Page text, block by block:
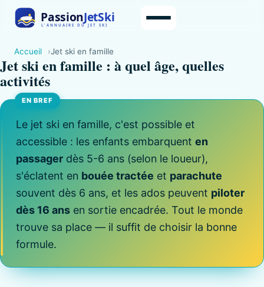
Accueil Jet ski en famille
Jet ski en famille : à quel âge, quelles
activités
Le jet ski en famille, c'est possible et
accessible : les enfants embarquent en
passagerdès 5-6 ans (selon le loueur),
s'éclatent en bouée tractée et parachute
souvent dès 6 ans, et les ados peuvent piloter
dès 16 ansen sortie encadrée. Tout le monde
trouve sa place — il suffit de choisir la bonne
formule.